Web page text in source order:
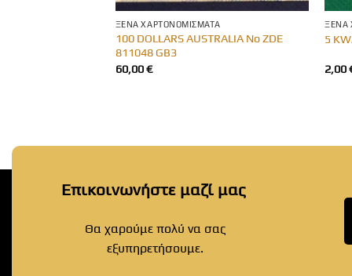
ΞΈΝΑ ΧΑΡΤΟΝΟΜΊΣΜΑΤΑ
100 DOLLARS AUSTRALIA No ZDE
811048 GB3
60,00€
ΞΈΝΑ
5
2,00
Επικοινωνήστε μαζί μας
Θα χαρούμε πολύ να σας
εξυπηρετήσουμε.